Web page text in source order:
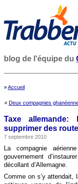
blog de l'équipe du
»Accueil
« Deux compagnies
Taxe allemande:
supprimer des
7 septembre 2010
La compagnie
gouvernement
décollant d’Allemagne.
Comme on s’y attendait,